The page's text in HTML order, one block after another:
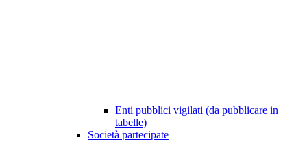
Enti pubblici vigilati (da pubblicare in
tabelle)
Società partecipate